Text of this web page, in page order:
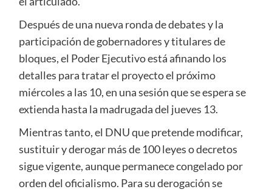
Después de una nueva ronda de debates y la
participación de gobernadores y titulares de
bloques, el Poder Ejecutivo está afinando los
detalles para tratar el proyecto el próximo
miércoles a las 10, en una sesión que se espera se
extienda hasta la madrugada del jueves 13.
Mientras tanto, el DNU que pretende modificar,
sustituir y derogar más de 100 leyes o decretos
sigue vigente, aunque permanece congelado por
orden del oficialismo. Para su derogación se